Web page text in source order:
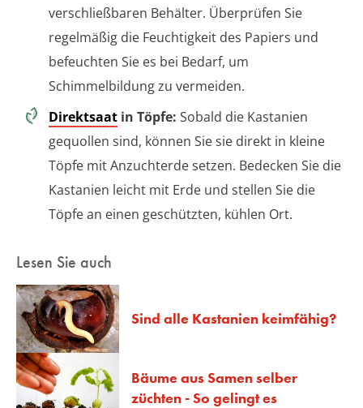
verschließbaren Behälter. Überprüfen Sie
regelmäßig die Feuchtigkeit des Papiers und
befeuchten Sie es bei Bedarf, um
Schimmelbildung zu vermeiden.
Direktsaat in Töpfe: Sobald die Kastanien
gequollen sind, können Sie sie direkt in kleine
Töpfe mit Anzuchterde setzen. Bedecken Sie die
Kastanien leicht mit Erde und stellen Sie die
Töpfe an einen geschützten, kühlen Ort.
Lesen Sie auch
Sind alle Kastanien keimfähig?
Bäume aus Samen selber
züchten - So gelingt es